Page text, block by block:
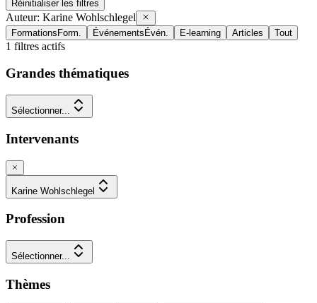
Réinitialiser les filtres
Auteur: Karine Wohlschlegel
FormationsForm. ÉvénementsÉvén. E-learning Articles Tout
1 filtres actifs
Grandes thématiques
Sélectionner...
Intervenants
Karine Wohlschlegel
Profession
Sélectionner...
Thèmes